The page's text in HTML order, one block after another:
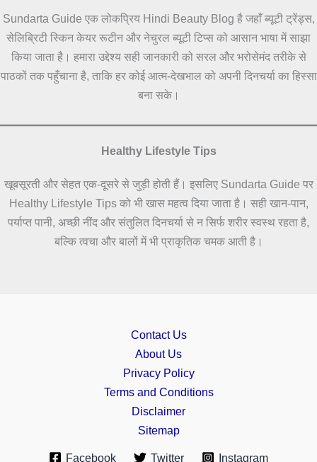
Sundarta Guide एक लोकप्रिय Hindi Beauty Blog है जहाँ ब्यूटी ट्रेंड्स,
सेलिब्रिटी स्किन केयर रूटीन और नेचुरल ब्यूटी टिप्स को आसान भाषा में साझा
किया जाता है। हमारा उद्देश्य सही जानकारी को सरल और भरोसेमंद तरीके से
पाठकों तक पहुँचाना है, ताकि हर कोई आत्म-देखभाल को अपनी दिनचर्या का हिस्सा
बना सके।
Healthy Lifestyle Tips
खूबसूरती और सेहत एक-दूसरे से जुड़ी होती हैं। इसलिए Sundarta Guide पर
Healthy Lifestyle Tips को भी खास महत्व दिया जाता है। सही खान-पान,
पर्याप्त पानी, अच्छी नींद और संतुलित दिनचर्या से न सिर्फ शरीर स्वस्थ रहता है,
बल्कि त्वचा और बालों में भी प्राकृतिक चमक आती है।
Contact Us
About Us
Privacy Policy
Terms and Conditions
Disclaimer
Sitemap
Facebook Twitter Instagram